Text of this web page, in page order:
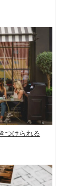
つけられる